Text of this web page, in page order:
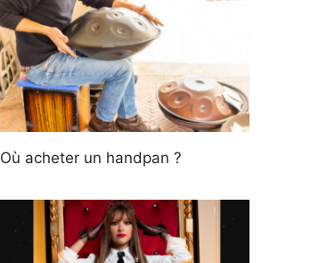
Où acheter un handpan ?